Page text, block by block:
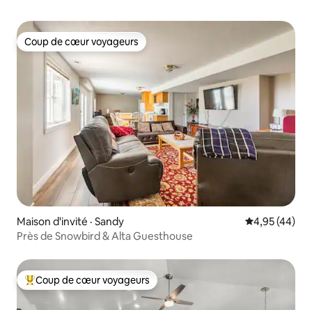
Coup de cœur voyageurs
Coup de cœur voyageurs
Maison d'invité · Sandy Note
4,95 (44)
Près de Snowbird & Alta Guesthouse
Coup de cœur voyageurs parmi les plus aimés
Coup de cœur voyageurs